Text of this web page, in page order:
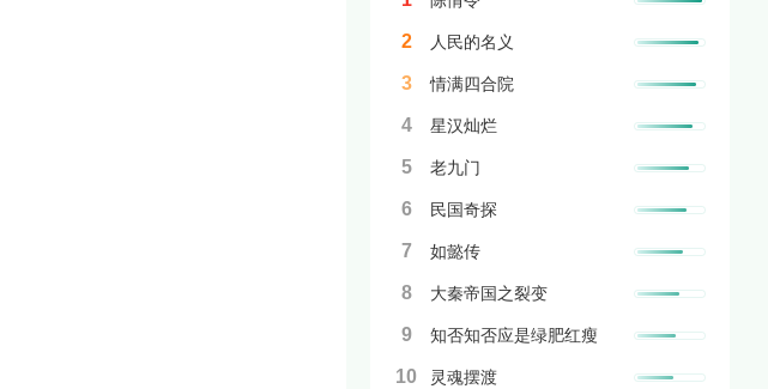
2 人民的名义
3 情满四合院
4 星汉灿烂
5 老九门
6 民国奇探
7 如懿传
8 大秦帝国之裂变
9 知否知否应是绿肥红瘦
10 灵魂摆渡